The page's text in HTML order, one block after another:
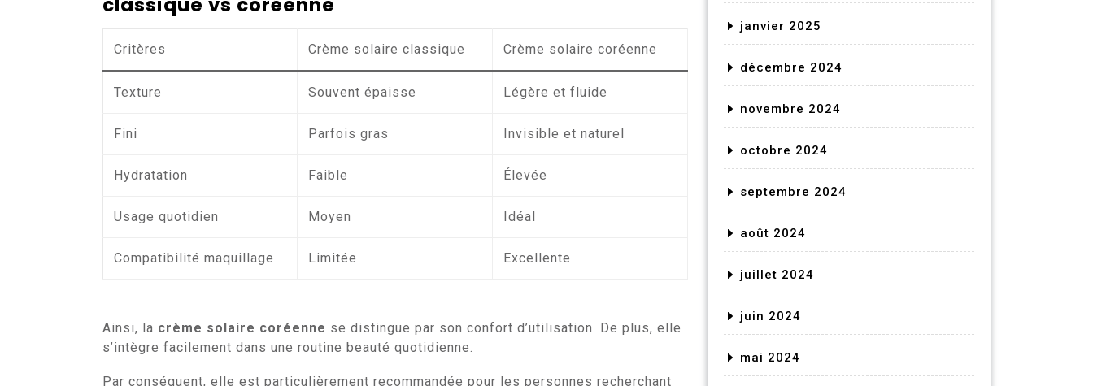
Critères Crème solaire classique Crème solaire coréenne
Texture Souvent épaisse Légère et fluide
Fini Parfois gras Invisible et naturel
Hydratation Faible Élevée
Usage quotidien Moyen Idéal
Compatibilité maquillage Limitée Excellente
Ainsi, la crème solaire coréenne se distingue par son confort d’utilisation. De plus, elle
s’intègre facilement dans une routine beauté quotidienne.
Par conséquent, elle est particulièrement recommandée pour les personnes recherchant
janvier 2025
décembre 2024
novembre 2024
octobre 2024
septembre 2024
août 2024
juillet 2024
juin 2024
mai 2024